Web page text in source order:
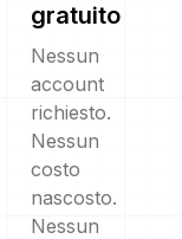
gratuito
Nessun
account
richiesto.
Nessun
costo
nascosto.
Nessun